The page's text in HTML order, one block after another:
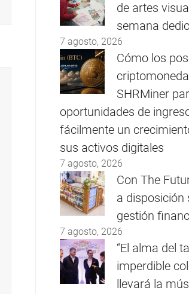
de artes
semana
7 agosto, 2026
Cómo los
SHRMiner
oportunidades de
fácilmente un
sus activos digitales
7 agosto, 2026
Con The
a disposición
gestión
7 agosto, 2026
“El alma del
imperdible
llevará la